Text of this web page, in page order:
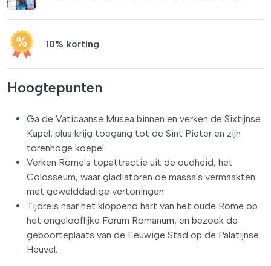
10% korting
Hoogtepunten
Ga de Vaticaanse Musea binnen en verken de Sixtijnse
Kapel, plus krijg toegang tot de Sint Pieter en zijn
torenhoge koepel.
Verken Rome's topattractie uit de oudheid, het
Colosseum, waar gladiatoren de massa's vermaakten
met gewelddadige vertoningen
Tijdreis naar het kloppend hart van het oude Rome op
het ongelooflijke Forum Romanum, en bezoek de
geboorteplaats van de Eeuwige Stad op de Palatijnse
Heuvel.